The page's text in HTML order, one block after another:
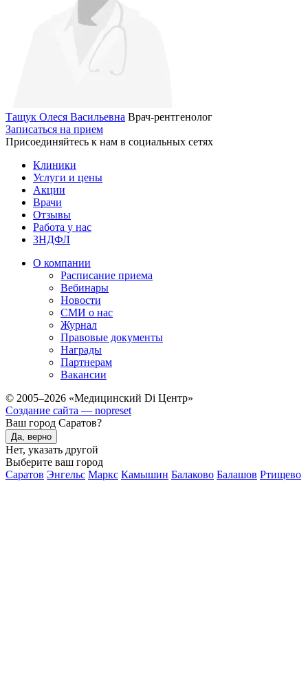
Тащук Олеся Васильевна Врач-рентгенолог
Записаться на прием
Присоединяйтесь к нам в социальных сетях
Клиники
Услуги и цены
Акции
Врачи
Отзывы
Работа у нас
3НДФЛ
О компании
Расписание приема
Вебинары
Новости
СМИ о нас
Журнал
Правовые документы
Награды
Партнерам
Вакансии
© 2005–2026 «Медицинский Di Центр»
Создание сайта — nopreset
Ваш город Саратов?
Да, верно
Нет, указать другой
Выберите ваш город
Саратов Энгельс Маркс Камышин Балаково Балашов Ртищево